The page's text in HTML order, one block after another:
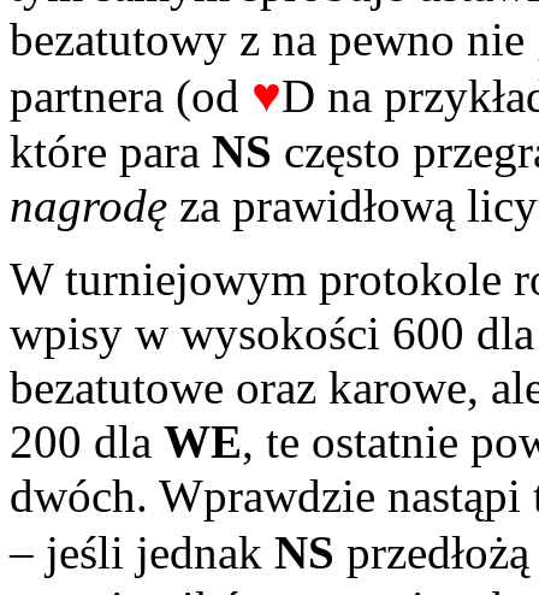
bezatutowy z na pewno
partnera (od ♥D na
które para NS często
nagrodę za prawidłową
W turniejowym protokole
wpisy w wysokości 600
bezatutowe oraz karowe,
200 dla WE, te ostatnie
dwóch. Wprawdzie
– jeśli jednak NS